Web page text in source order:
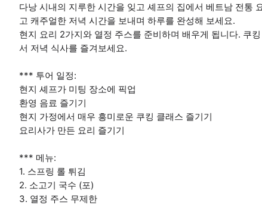
다낭 시내의 지루한 시간을 잊고 셰프의 집에서 베트남 전통
고 캐주얼한 저녁 시간을 보내며 하루를 완성해 보세요.
현지 요리 2가지와 열정 주스를 준비하며 배우게 됩니다. 쿠
서 저녁 식사를 즐겨보세요.
*** 투어 일정:
현지 셰프가 미팅 장소에 픽업
환영 음료 즐기기
현지 가정에서 매우 흥미로운 쿠킹 클래스 즐기기
요리사가 만든 요리 즐기기
*** 메뉴:
1. 스프링 롤 튀김
2. 소고기 국수 (포)
3. 열정 주스 무제한